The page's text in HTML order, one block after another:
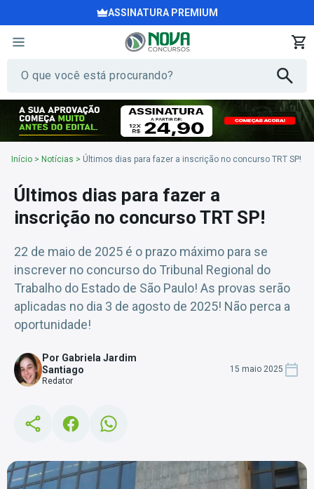
ASSINATURA PREMIUM
Início > Notícias > Últimos dias para fazer a inscrição no concurso TRT SP!
Últimos dias para fazer a
inscrição no concurso TRT SP!
22 de maio de 2025 é o prazo máximo para se
inscrever no concurso do Tribunal Regional do
Trabalho do Estado de São Paulo! As provas serão
aplicadas no dia 3 de agosto de 2025! Não perca a
oportunidade!
Por Gabriela Jardim
Santiago
Redator
15 maio 2025